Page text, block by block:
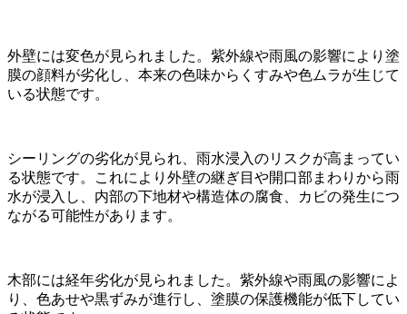
外壁には変色が見られました。紫外線や雨風の影響により塗
膜の顔料が劣化し、本来の色味からくすみや色ムラが生じて
いる状態です。
シーリングの劣化が見られ、雨水浸入のリスクが高まってい
る状態です。これにより外壁の継ぎ目や開口部まわりから雨
水が浸入し、内部の下地材や構造体の腐食、カビの発生につ
ながる可能性があります。
木部には経年劣化が見られました。紫外線や雨風の影響によ
り、色あせや黒ずみが進行し、塗膜の保護機能が低下してい